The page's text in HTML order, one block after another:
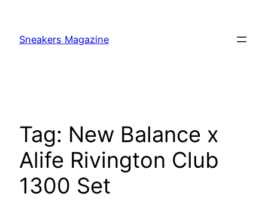
content
Sneakers Magazine
Tag: New Balance x
Alife Rivington Club
1300 Set